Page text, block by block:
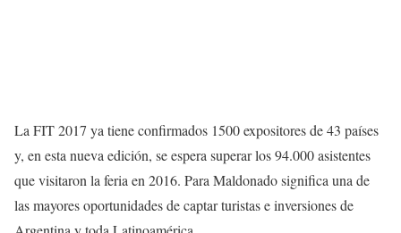
La FIT 2017 ya tiene confirmados 1500 expositores de 43 países
y, en esta nueva edición, se espera superar los 94.000 asistentes
que visitaron la feria en 2016. Para Maldonado significa una de
las mayores oportunidades de captar turistas e inversiones de